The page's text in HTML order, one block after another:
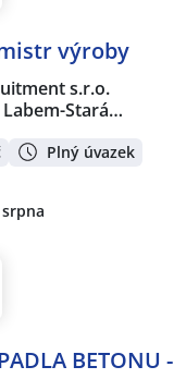
výroby
s.r.o.
Stará…
Plný úvazek
BETONU -